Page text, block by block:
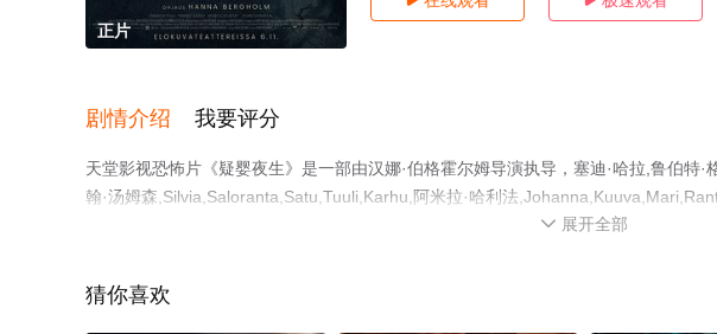
正片
剧情介绍 我要评分
天堂影视恐怖片《疑婴夜生》是一部由汉娜·伯格霍尔姆导演执导，塞迪·哈拉,鲁伯特·
翰·汤姆森,Silvia,Saloranta,Satu,Tuuli,Karhu,阿米拉·哈利法
彩演绎的芬兰 \/ 立陶宛 \/ 法国电影，手机免费观看高清未删减完整版电影大全就上天
 展开全部
猜你喜欢